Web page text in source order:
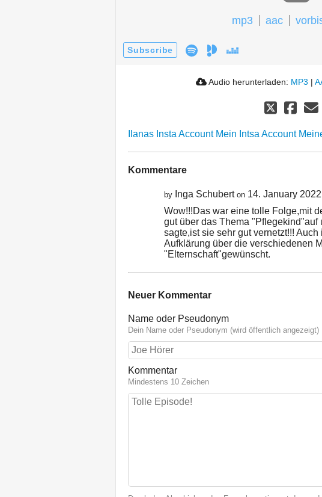
mp3 aac
Subscribe
Audio herunterladen: MP3 |
Ilanas Insta Account Mein Intsa Account
Kommentare
by Inga Schubert on 14. January 2022
Wow!!!Das war eine tolle Folge,mit
gut über das Thema
sagte,ist sie sehr gut vernetzt!!!
Aufklärung über die verschiedenen
"Elternschaft"gewünscht.
Neuer Kommentar
Name oder Pseudonym
Dein Name oder Pseudonym (wird öffentlich angezeigt)
Kommentar
Mindestens 10 Zeichen